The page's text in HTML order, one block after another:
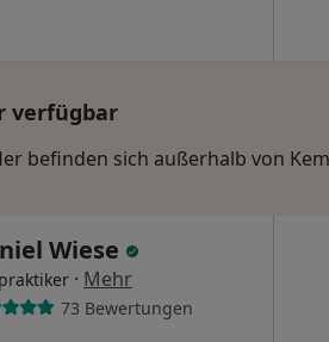
verfügbar
befinden sich außerhalb von
Wiese
· Mehr
73 Bewertungen